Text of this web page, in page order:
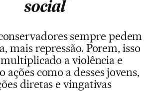
social
sempre pedem
mais repressão. Porem, isso
a violência e
ações como a desses jovens,
diretas e vingativas